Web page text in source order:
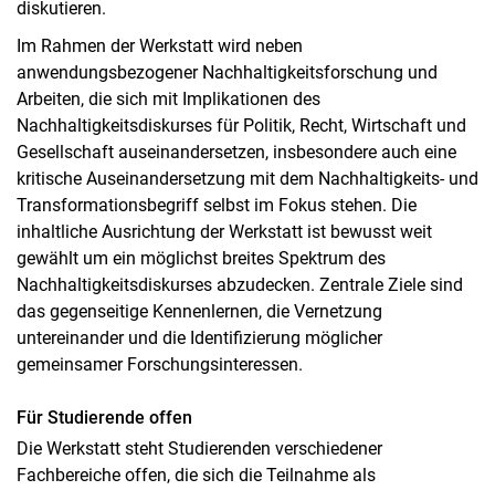
diskutieren.
Im Rahmen der Werkstatt wird neben
anwendungsbezogener Nachhaltigkeitsforschung und
Arbeiten, die sich mit Implikationen des
Nachhaltigkeitsdiskurses für Politik, Recht, Wirtschaft und
Gesellschaft auseinandersetzen, insbesondere auch eine
kritische Auseinandersetzung mit dem Nachhaltigkeits- und
Transformationsbegriff selbst im Fokus stehen. Die
inhaltliche Ausrichtung der Werkstatt ist bewusst weit
gewählt um ein möglichst breites Spektrum des
Nachhaltigkeitsdiskurses abzudecken. Zentrale Ziele sind
das gegenseitige Kennenlernen, die Vernetzung
untereinander und die Identifizierung möglicher
gemeinsamer Forschungsinteressen.
Für Studierende offen
Die Werkstatt steht Studierenden verschiedener
Fachbereiche offen, die sich die Teilnahme als